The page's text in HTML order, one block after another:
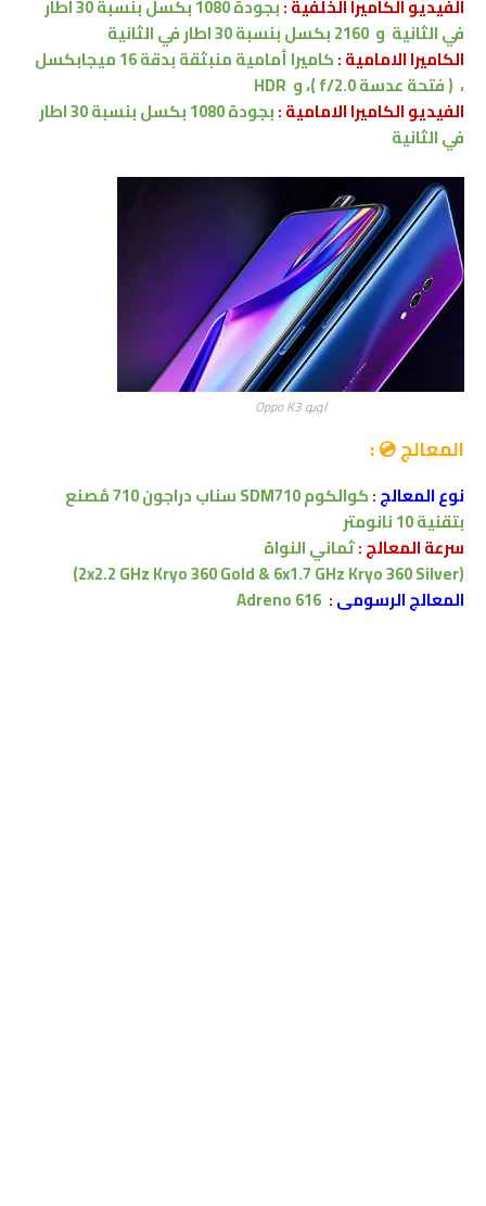
الفيديو الكاميرا الخلفية :
بجودة 1080 بكسل بنسبة 30 اطار
في الثانية و 2160 بكسل بنسبة 30 اطار في الثانية
الكاميرا الامامية :
كاميرا أمامية منبثقة بدقة 16 ميجابكسل
، ( فتحة عدسة f/2.0 ) ،و
الفيديو الكاميراالامامية:
بجودة 1080 بكسل بنسبة 30 اطار
في الثانية
اوبو Oppo K3
المعالج 💿 :
نوع المعالج:
كوالكوم SDM710 سناب دراجون 710 مُصنع
بتقنية 10 نانومتر
سرعة المعالج :ثماني النواة
(2x2.2 GHz Kryo 360 Gold & 6x1.7 GHz Kryo 360 Silver)
المعالج الرسومى:
Adreno 616